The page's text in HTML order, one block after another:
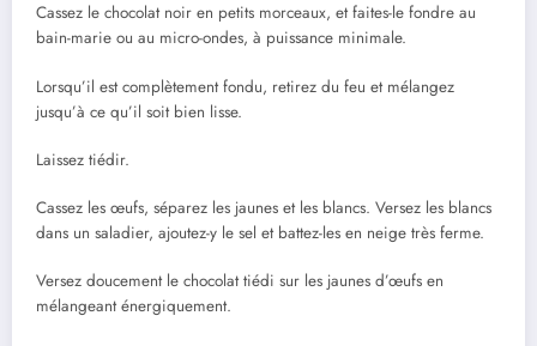
Cassez le chocolat noir en petits morceaux, et faites-le fondre au
bain-marie ou au micro-ondes, à puissance minimale.
Lorsqu’il est complètement fondu, retirez du feu et mélangez
jusqu’à ce qu’il soit bien lisse.
Laissez tiédir.
Cassez les œufs, séparez les jaunes et les blancs. Versez les blancs
dans un saladier, ajoutez-y le sel et battez-les en neige très ferme.
Versez doucement le chocolat tiédi sur les jaunes d’œufs en
mélangeant énergiquement.